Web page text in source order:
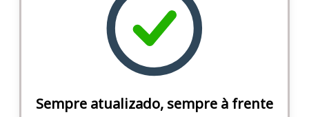
Sempre atualizado, sempre à frente